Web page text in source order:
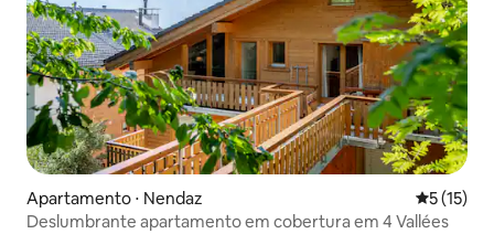
Apartamento ⋅ Nendaz 5 de uma
5 (15)
Deslumbrante apartamento em cobertura em 4 Vallées